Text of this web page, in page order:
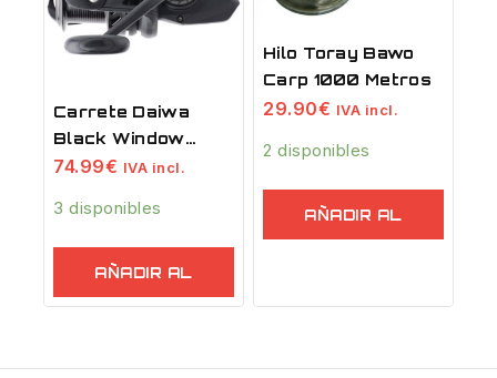
Carrete Daiwa
Black Window
5000 LDA
74.99€ IVA incl.
3 disponibles
AÑADIR AL
CARRITO
Hilo Toray Bawo
Carp 1000 Metros
29.90€ IVA incl.
2 disponibles
AÑADIR AL
CARRITO